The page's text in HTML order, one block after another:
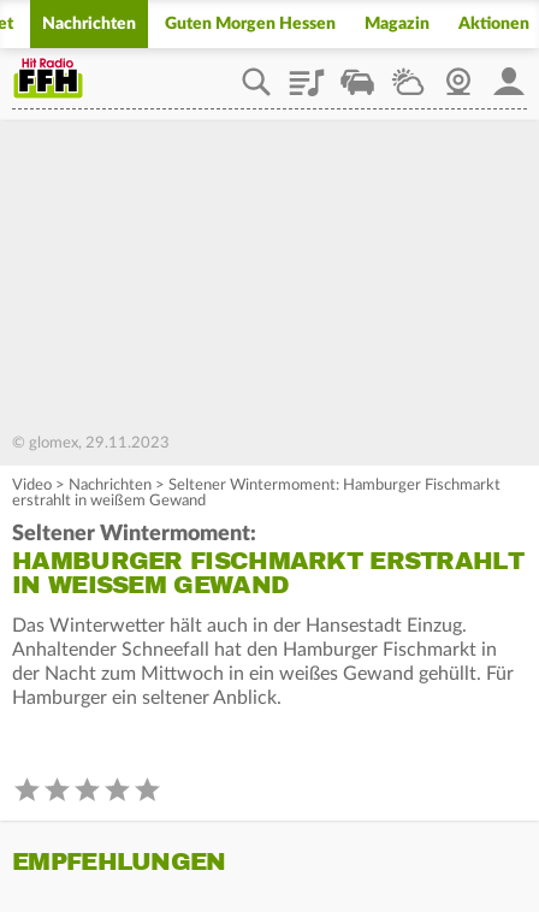
Nachrichten Guten Morgen Hessen Magazin Aktionen
PlaylistStaupilotWetterWebcam
© glomex, 29.11.2023
Video > Nachrichten > Seltener Wintermoment: Hamburger Fischmarkt
erstrahlt in weißem Gewand
Seltener Wintermoment:
HAMBURGER FISCHMARKT ERSTRAHLT
IN WEISSEM GEWAND
Das Winterwetter hält auch in der Hansestadt Einzug.
Anhaltender Schneefall hat den Hamburger Fischmarkt in
der Nacht zum Mittwoch in ein weißes Gewand gehüllt. Für
Hamburger ein seltener Anblick.
EMPFEHLUNGEN